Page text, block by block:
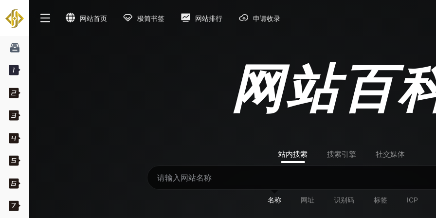
网站首页 极简书签 网站排行 申请收录
网站百
站内搜索 搜索引擎 社交媒体
名称 网址 识别码 标签 ICP